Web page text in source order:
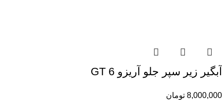
آبگیر زیر سپر جلو آریزو 6 GT
8,000,000 تومان